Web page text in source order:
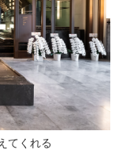
てくれる